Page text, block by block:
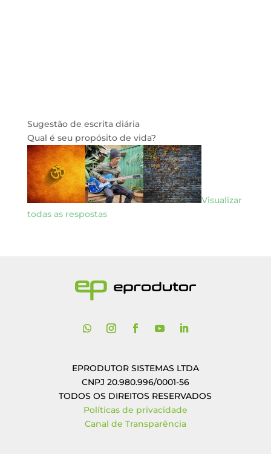
Sugestão de escrita diária
Qual é seu propósito de vida?
Visualizar
todas as respostas
EPRODUTOR SISTEMAS LTDA
CNPJ 20.980.996/0001-56
TODOS OS DIREITOS RESERVADOS
Políticas de privacidade
Canal de Transparência